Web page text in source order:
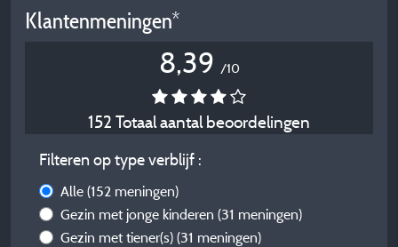
Klantenmeningen*
8,39 /10
152 Totaal aantal beoordelingen
Filteren op type verblijf :
Alle (152 meningen)
Gezin met jonge kinderen (31 meningen)
Gezin met tiener(s) (31 meningen)